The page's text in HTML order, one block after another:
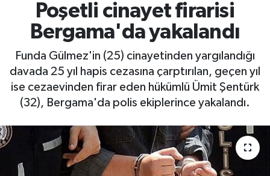
Poşetli cinayet firarisi
Bergama'da yakalandı
Funda Gülmez'in (25) cinayetinden yargılandığı
davada 25 yıl hapis cezasına çarptırılan, geçen yıl
ise cezaevinden firar eden hükümlü Ümit Şentürk
(32), Bergama'da polis ekiplerince yakalandı.
İzmir Namaz Vakitleri
İzmir Trafik Yoğunluk Haritası
Süper Lig Puan Durumu ve Fikstür
Tüm Manşetler
Son Dakika Haberleri
Haber Arşivi